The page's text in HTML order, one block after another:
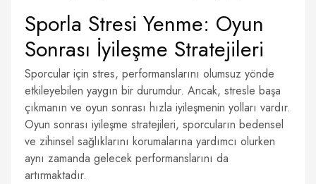
Sporla Stresi Yenme: Oyun
Sonrası İyileşme Stratejileri
Sporcular için stres, performanslarını olumsuz yönde
etkileyebilen yaygın bir durumdur. Ancak, stresle başa
çıkmanın ve oyun sonrası hızla iyileşmenin yolları vardır.
Oyun sonrası iyileşme stratejileri, sporcuların bedensel
ve zihinsel sağlıklarını korumalarına yardımcı olurken
aynı zamanda gelecek performanslarını da
artırmaktadır.